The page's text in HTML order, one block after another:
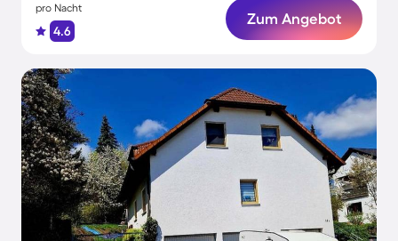
pro Nacht
4.6
Zum Angebot